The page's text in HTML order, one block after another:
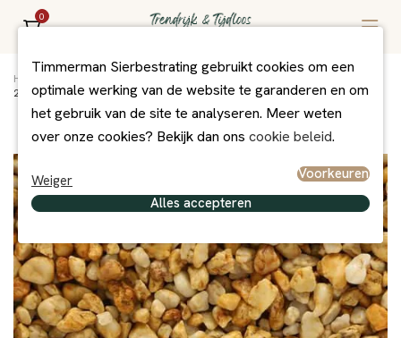
0
Home Grind/Split en Zand
25 kg Taunus kwarts 8-16 mm
Timmerman Sierbestrating gebruikt cookies om een
optimale werking van de website te garanderen en om
het gebruik van de site te analyseren. Meer weten
over onze cookies? Bekijk dan ons cookie beleid.
Weiger
Voorkeuren
Alles accepteren